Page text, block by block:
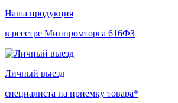
Наша продукция
в реестре Минпромторга 616ФЗ
Личный выезд
специалиста на приемку товара*